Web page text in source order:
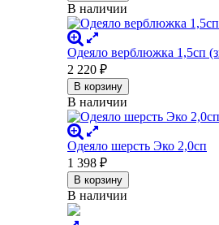
В наличии
Одеяло верблюжка 1,5сп
2 220 ₽
В корзину
В наличии
Одеяло шерсть Эко 2,0сп
1 398 ₽
В корзину
В наличии